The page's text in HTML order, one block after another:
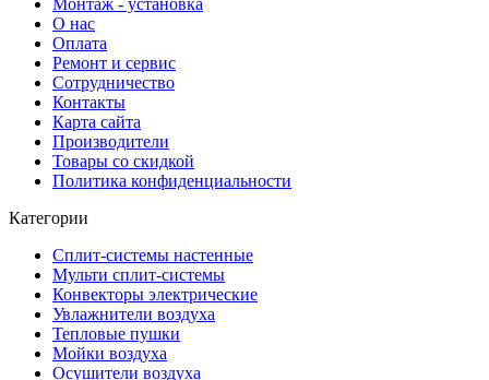
Монтаж - установка
О нас
Оплата
Ремонт и сервис
Сотрудничество
Контакты
Карта сайта
Производители
Товары со скидкой
Политика конфиденциальности
Категории
Сплит-системы настенные
Мульти сплит-системы
Конвекторы электрические
Увлажнители воздуха
Тепловые пушки
Мойки воздуха
Осушители воздуха